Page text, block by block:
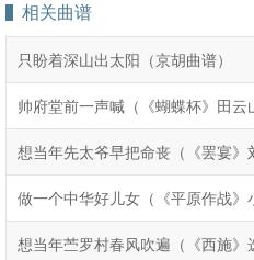
相关曲谱
只盼着深山出太阳（京胡曲谱）
帅府堂前一声喊（《蝴蝶杯》田云
想当年先太爷早把命丧（《罢宴》
做一个中华好儿女（《平原作战》
想当年苎罗村春风吹遍（《西施》